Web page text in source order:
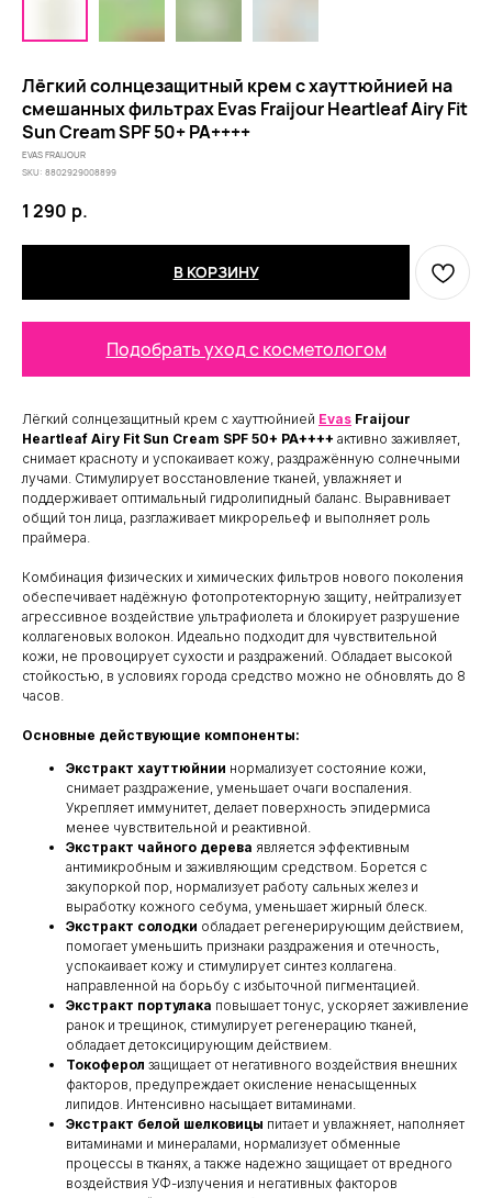
Лёгкий солнцезащитный крем с хауттюйнией на
смешанных фильтрах Evas Fraijour Heartleaf Airy Fit
Sun Cream SPF 50+ PA++++
EVAS FRAIJOUR
SKU: 8802929008899
1 290 р.
В КОРЗИНУ
Подобрать уход с косметологом
Лёгкий солнцезащитный крем с хауттюйнией Evas Fraijour
Heartleaf Airy Fit Sun Cream SPF 50+ PA++++ активно заживляет,
снимает красноту и успокаивает кожу, раздражённую солнечными
лучами. Стимулирует восстановление тканей, увлажняет и
поддерживает оптимальный гидролипидный баланс. Выравнивает
общий тон лица, разглаживает микрорельеф и выполняет роль
праймера.
Комбинация физических и химических фильтров нового поколения
обеспечивает надёжную фотопротекторную защиту, нейтрализует
агрессивное воздействие ультрафиолета и блокирует разрушение
коллагеновых волокон. Идеально подходит для чувствительной
кожи, не провоцирует сухости и раздражений. Обладает высокой
стойкостью, в условиях города средство можно не обновлять до 8
часов.
Основные действующие компоненты:
Экстракт хауттюйнии нормализует состояние кожи,
снимает раздражение, уменьшает очаги воспаления.
Укрепляет иммунитет, делает поверхность эпидермиса
менее чувствительной и реактивной.
Экстракт чайного дерева является эффективным
антимикробным и заживляющим средством. Борется с
закупоркой пор, нормализует работу сальных желез и
выработку кожного себума, уменьшает жирный блеск.
Экстракт солодки обладает регенерирующим действием,
помогает уменьшить признаки раздражения и отечность,
успокаивает кожу и стимулирует синтез коллагена.
направленной на борьбу с избыточной пигментацией.
Экстракт портулака повышает тонус, ускоряет заживление
ранок и трещинок, стимулирует регенерацию тканей,
обладает детоксицирующим действием.
Токоферол защищает от негативного воздействия внешних
факторов, предупреждает окисление ненасыщенных
липидов. Интенсивно насыщает витаминами.
Экстракт белой шелковицы питает и увлажняет, наполняет
витаминами и минералами, нормализует обменные
процессы в тканях, а также надежно защищает от вредного
воздействия УФ-излучения и негативных факторов